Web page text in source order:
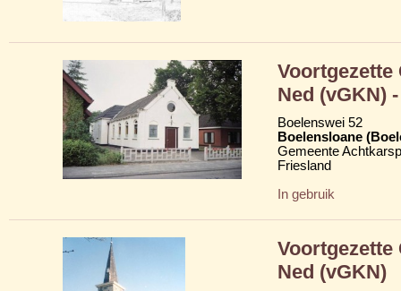
Ned (vGKN)
Boelenswei 52
Boelensloane
Gemeente
Friesland
In gebruik
Ned (vGKN)